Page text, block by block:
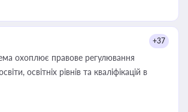
+37
охоплює правове регулювання
освітніх рівнів та кваліфікацій в